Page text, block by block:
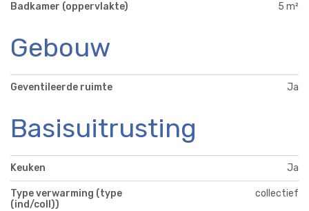
Badkamer (oppervlakte) 5 m²
Gebouw
Geventileerde ruimte Ja
Basisuitrusting
Keuken Ja
Type verwarming (type
(ind/coll))
collectief